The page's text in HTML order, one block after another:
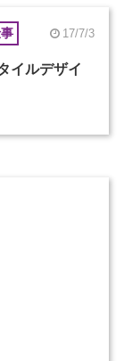
17/7/3
イルデザイ